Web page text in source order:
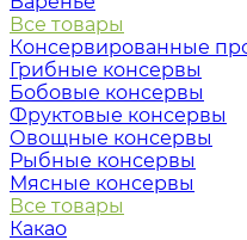
Все товары
Консервированные
Грибные консервы
Бобовые консервы
Фруктовые консервы
Овощные консервы
Рыбные консервы
Мясные консервы
Все товары
Какао